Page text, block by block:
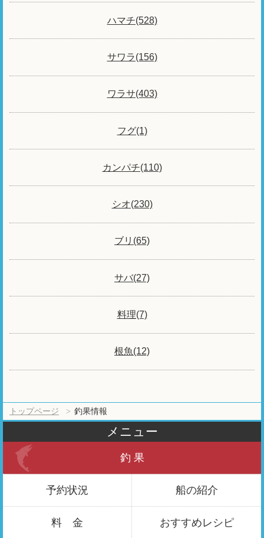
ハマチ(528)
サワラ(156)
ワラサ(403)
フグ(1)
カンパチ(110)
シオ(230)
ブリ(65)
サバ(27)
料理(7)
根魚(12)
トップページ 釣果情報
メニュー
釣 果
予約状況 船の紹介
料 金 おすすめレシピ